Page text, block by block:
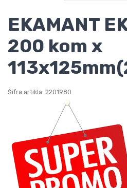
EKAMANT
200 kom x
Šifra artikla: 2201980